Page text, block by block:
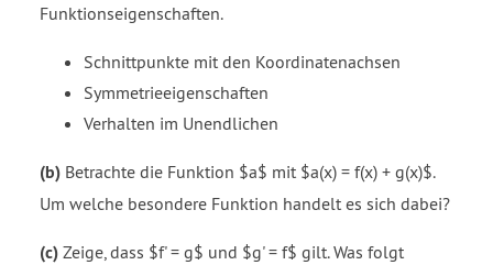
Funktionseigenschaften.
Schnittpunkte mit den Koordinatenachsen
Symmetrieeigenschaften
Verhalten im Unendlichen
(b) Betrachte die Funktion $a$ mit $a(x) = f(x) + g(x)$.
Um welche besondere Funktion handelt es sich dabei?
(c) Zeige, dass $f' = g$ und $g' = f$ gilt. Was folgt